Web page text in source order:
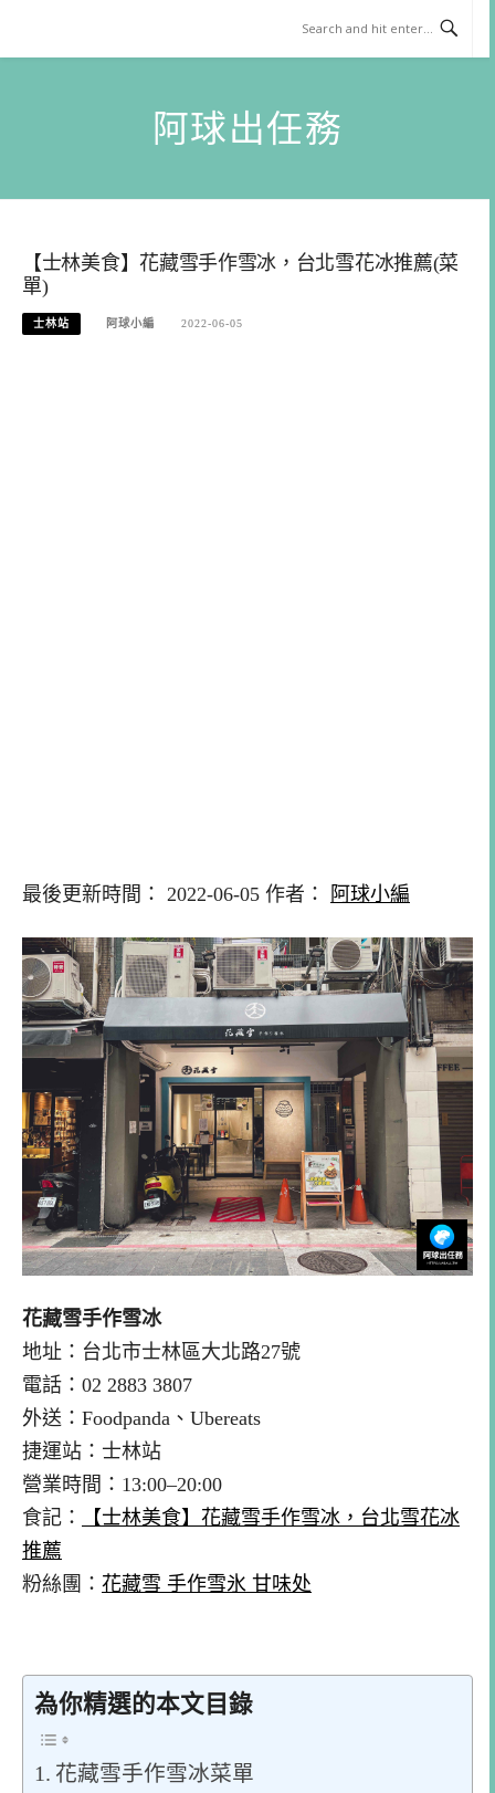
content
阿球出任務
【士林美食】花藏雪手作雪冰，台北雪花冰推薦(菜
單)
士林站 阿球小編 2022-06-05
最後更新時間： 2022-06-05 作者： 阿球小編
花藏雪手作雪冰
地址：台北市士林區大北路27號
電話：02 2883 3807
外送：Foodpanda、Ubereats
捷運站：士林站
營業時間：13:00–20:00
食記：
【士林美食】花藏雪手作雪冰，台北雪花冰
推薦
粉絲團： 花藏雪 手作雪氷 甘味处
為你精選的本文目錄
花藏雪手作雪冰菜單